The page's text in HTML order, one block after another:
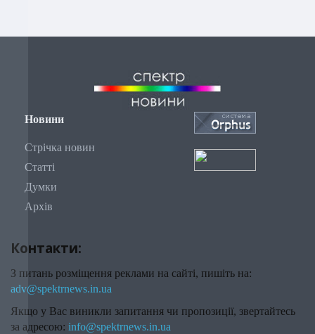
Новини
Стрічка новин
Статті
Думки
Архів
Контакти:
З питань розміщення реклами на сайті, пишіть на:
adv@spektrnews.in.ua
Якщо у Вас виникли запитання чи пропозиції, звертайтесь
за адресою: info@spektrnews.in.ua